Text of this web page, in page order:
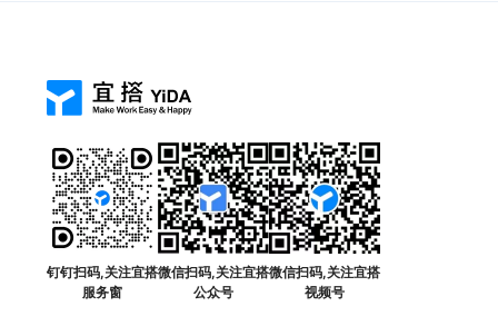
钉钉扫码,关注宜搭
服务窗
微信扫码,关注宜搭
公众号
微信扫码,关注宜搭
视频号